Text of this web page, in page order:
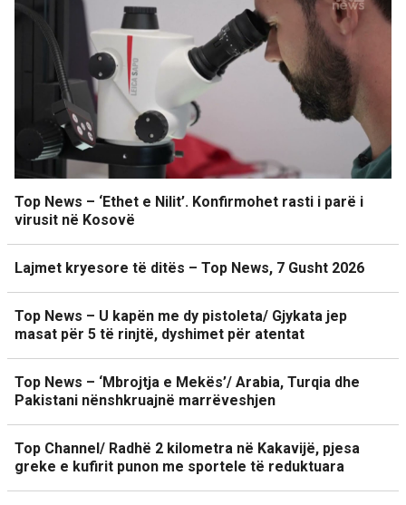
Top News – ‘Ethet e Nilit’. Konfirmohet rasti i parë i
virusit në Kosovë
Lajmet kryesore të ditës – Top News, 7 Gusht 2026
Top News – U kapën me dy pistoleta/ Gjykata jep
masat për 5 të rinjtë, dyshimet për atentat
Top News – ‘Mbrojtja e Mekës’/ Arabia, Turqia dhe
Pakistani nënshkruajnë marrëveshjen
Top Channel/ Radhë 2 kilometra në Kakavijë, pjesa
greke e kufirit punon me sportele të reduktuara